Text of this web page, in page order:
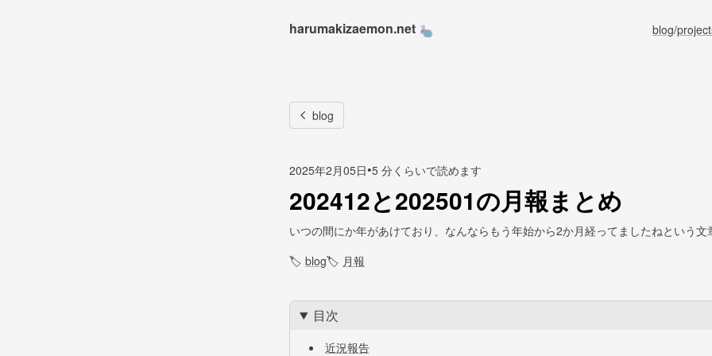
harumakizaemon.net blog/
blog
2025年2月05日•5 分くらいで読めます
202412と202501の月報まとめ
いつの間にか年があけており、なんならもう年始から2か月経ってましたねという文
🏷 blog🏷 月報
目次
近況報告